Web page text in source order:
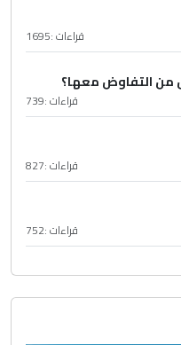
قراءات :1695
من التفاوض معها؟
قراءات :739
قراءات :827
قراءات :752